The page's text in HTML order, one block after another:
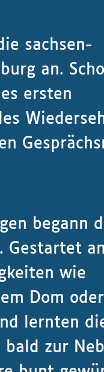
sachsen-
an.
ersten
begann
Gestartet
wie
Dom
lernten
zur